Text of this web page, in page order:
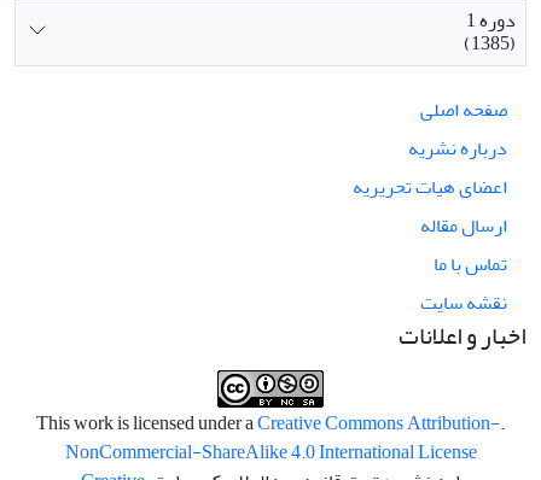
دوره 1
(1385)
صفحه اصلی
درباره نشریه
اعضای هیات تحریریه
ارسال مقاله
تماس با ما
نقشه سایت
اخبار و اعلانات
.This work is licensed under a
Creative Commons Attribution-
NonCommercial-ShareAlike 4.0 International License